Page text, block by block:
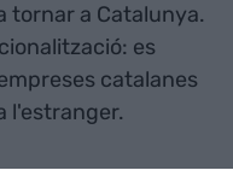
tornar a Catalunya.
es
catalanes
l'estranger.